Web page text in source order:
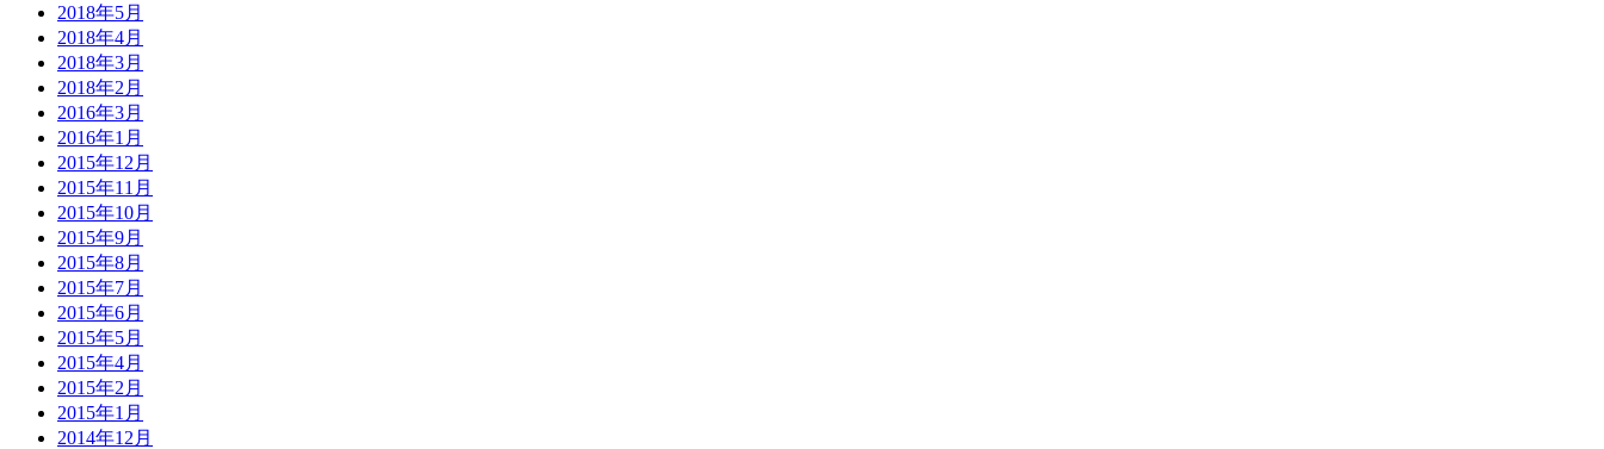
2018年5月
2018年4月
2018年3月
2018年2月
2016年3月
2016年1月
2015年12月
2015年11月
2015年10月
2015年9月
2015年8月
2015年7月
2015年6月
2015年5月
2015年4月
2015年2月
2015年1月
2014年12月